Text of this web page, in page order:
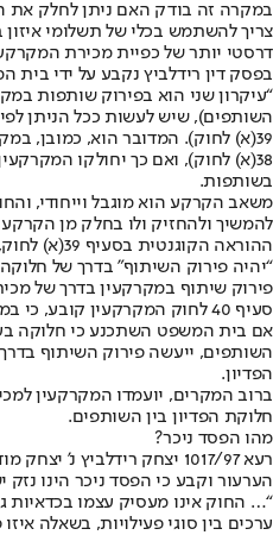
במקרה זה בודק האם ניתן לחלק את
צריך להשתמש בכלי של תשלומי
דרסטי יותר של כפיית מכירת
בפסק דין רידלביץ נקבע על ידי בית
“עיקרון שני הוא בפירוק שותפות
השותפים), שיש לעשות ככל הניתן
39(א) לחוק). המדובר הוא, כמובן,
38(א) לחוק), ואם כך יחולקו
בשותפות.
משאב הקרקע הוא מוגבל וייחודי,
להמשיך ולהחזיק ולו בחלק מן
ההוראה
“יהיה פירוק השיתוף” בדרך של חלוקה
פירוק שיתוף במקרקעין בדרך של
סעיף 40 לחוק המקרקעין קובע,
אם בית המשפט השתכנע כי חלוקה
השותפים, ייעשה פירוק השיתוף
הפדיון.
ברוב המקרים, יועמדו המקרקעין
חלוקת הפדיון בין השותפים.
מהו הפסד ניכר?
רעא 1017/97 יצחק רידלביץ
הערעור וקבע כי הפסד ניכר הינו
“… החוק אינו מעסיק עצמו
ערכים בין סוגי פעילויות, בשאלה